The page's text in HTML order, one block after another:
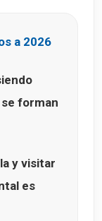
a 2026
forman
y visitar
es